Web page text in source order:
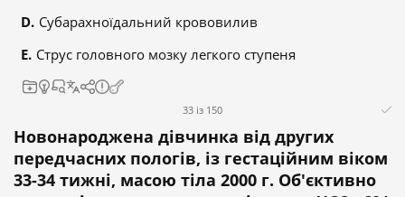
Субарахноїдальний крововилив
Струс головного мозку легкого ступеня
33 із 150
Новонароджена дівчинка від других
передчасних пологів, із гестаційним віком
33-34 тижні, масою тіла 2000 г. Об'єктивно